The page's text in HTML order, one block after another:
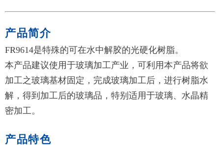
产品简介
FR9614是特殊的可在水中解胶的光硬化树脂。
本产品建议使用于玻璃加工产业，可利用本产品将欲
加工之玻璃基材固定，完成玻璃加工后，进行树脂水
解，得到加工后的玻璃品，特别适用于玻璃、水晶精
密加工。
产品特色